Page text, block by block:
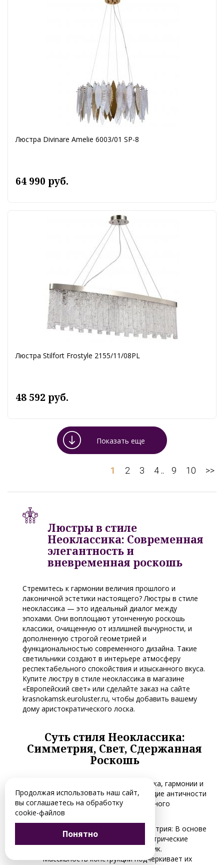
Люстра Divinare Amelie 6003/01 SP-8
64 990 руб.
Люстра Stilfort Frostyle 2155/11/08PL
48 592 руб.
Показать еще
1 2 3 4 .. 9 10 >>
Люстры в стиле
Неоклассика: Современная
элегантность и
вневременная роскошь
Стремитесь к гармонии величия прошлого и
лаконичной эстетики настоящего? Люстры в стиле
неоклассика — это идеальный диалог между
эпохами. Они воплощают утонченную роскошь
классики, очищенную от излишней вычурности, и
дополненную строгой геометрией и
функциональностью современного дизайна. Такие
светильники создают в интерьере атмосферу
респектабельного спокойствия и изысканного вкуса.
Купите люстру в стиле неоклассика в магазине
«Европейский свет» или сделайте заказ на сайте
krasnokamsk.euroluster.ru, чтобы добавить вашему
дому аристократического лоска.
Суть стиля Неоклассика:
Симметрия, Свет, Сдержанная
Роскошь
Неоклассика — это философия порядка, гармонии и
баланса. Она переосмысливает наследие античности
и классицизма через призму современного
восприятия.
Безупречные пропорции и симметрия: В основе
каждой модели — четкие геометрические
формы: круг, овал, прямоугольник.
Массивность конструкций подчеркивает их
Продолжая использовать наш сайт,
вы соглашаетесь на обработку
cookie-файлов
Понятно